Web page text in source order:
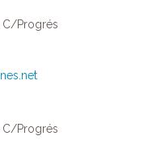
C/Progrés
C/Progrés